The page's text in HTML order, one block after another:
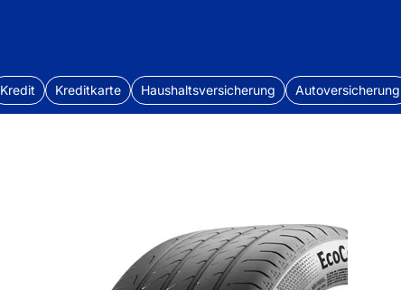
Kredit Kreditkarte Haushaltsversicherung Autoversicherung